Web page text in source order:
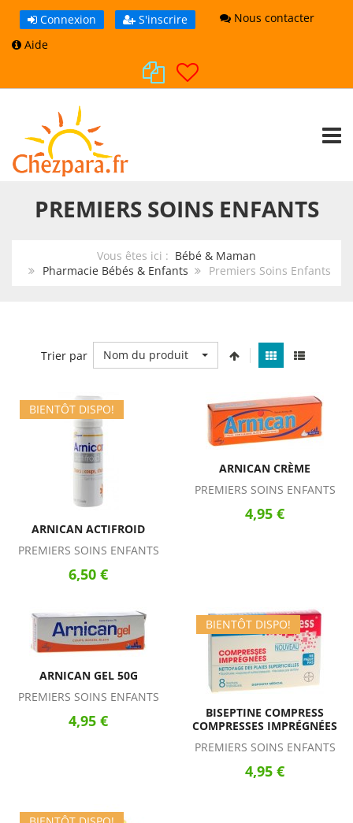
Connexion S'inscrire
Nous contacter
Aide
PREMIERS SOINS ENFANTS
Vous êtes ici : Bébé & Maman
Pharmacie Bébés & Enfants
Premiers Soins Enfants
Trier par Nom du produit
BIENTÔT DISPO!
ARNICAN ACTIFROID
PREMIERS SOINS ENFANTS
6,50 €
ARNICAN CRÈME
PREMIERS SOINS ENFANTS
4,95 €
ARNICAN GEL 50G
PREMIERS SOINS ENFANTS
4,95 €
BIENTÔT DISPO!
BISEPTINE COMPRESS
COMPRESSES IMPRÉGNÉES
PREMIERS SOINS ENFANTS
4,95 €